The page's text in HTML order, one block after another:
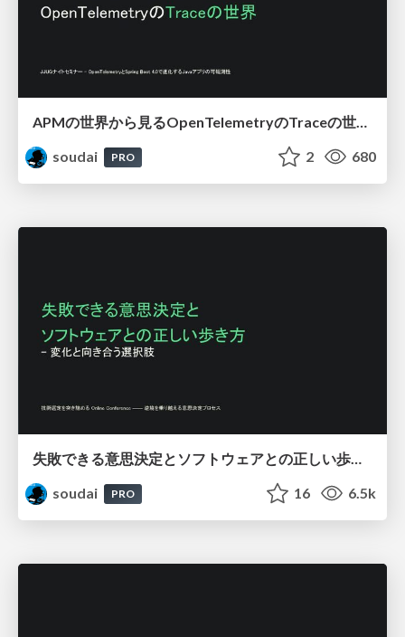
APMの世界から見るOpenTelemetryのTraceの世界 / OpenTelemetry in the Java
soudai
PRO 2 680
失敗できる意思決定とソフトウェアとの正しい歩き方_-_変化と向き合う選択肢/ Designing for Reversible Decisions
soudai
PRO 16 6.5k